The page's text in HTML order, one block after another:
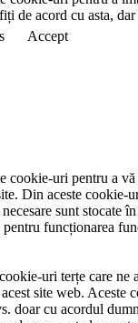
de acord cu asta,
Accept
cookie-uri pentru a
Din aceste cookie-
sunt stocate
pentru funcționarea
uri terțe care ne
site web. Aceste
doar cu acordul